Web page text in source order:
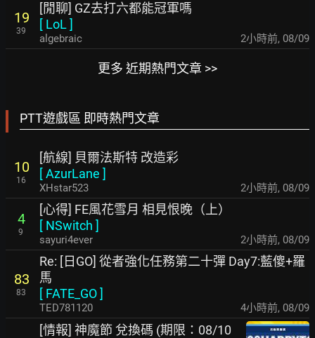
19
39
[閒聊] GZ去打六都能冠軍嗎
[ LoL ]
algebraic 2小時前, 08/09
更多 近期熱門文章 >>
PTT遊戲區 即時熱門文章
10
16
[航線] 貝爾法斯特 改造彩
[AzurLane ]
XHstar523 2小時前, 08/09
4
9
[心得] FE風花雪月 相見恨晚（上）
[ NSwitch ]
sayuri4ever 2小時前, 08/09
83
83
Re: [日GO] 從者強化任務第二十彈 Day7:藍傻+羅
馬
[ FATE_GO]
TED781120 4小時前, 08/09
[情報] 神魔節 兌換碼 (期限：08/10